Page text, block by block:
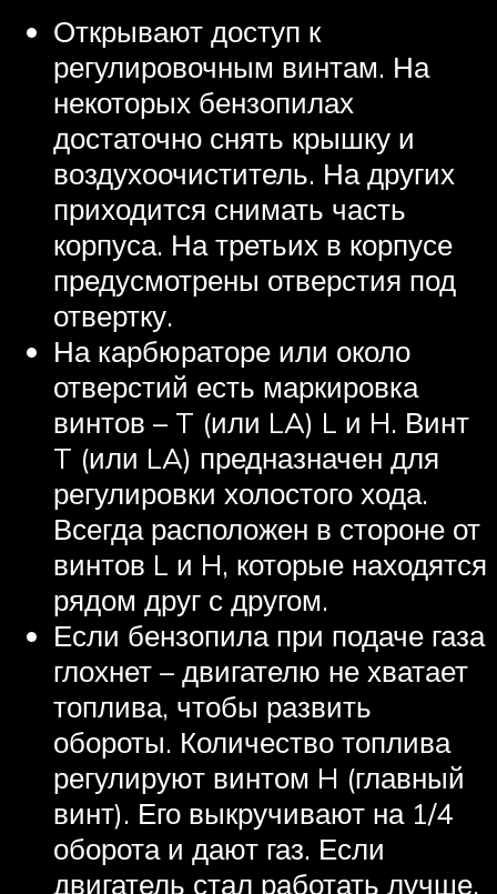
Открывают доступ к
регулировочным винтам. На
некоторых бензопилах
достаточно снять крышку и
воздухоочиститель. На других
приходится снимать часть
корпуса. На третьих в корпусе
предусмотрены отверстия под
отвертку.
На карбюраторе или около
отверстий есть маркировка
винтов – T (или LA) L и H. Винт
T (или LA) предназначен для
регулировки холостого хода.
Всегда расположен в стороне от
винтов L и H, которые находятся
рядом друг с другом.
Если бензопила при подаче газа
глохнет – двигателю не хватает
топлива, чтобы развить
обороты. Количество топлива
регулируют винтом H (главный
винт). Его выкручивают на 1/4
оборота и дают газ. Если
двигатель стал работать лучше,